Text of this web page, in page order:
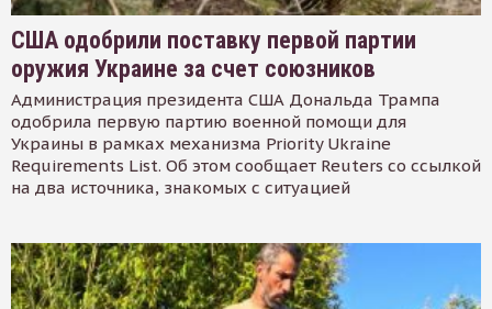
США одобрили поставку первой партии
оружия Украине за счет союзников
Администрация президента США Дональда Трампа
одобрила первую партию военной помощи для
Украины в рамках механизма Priority Ukraine
Requirements List. Об этом сообщает Reuters со ссылкой
на два источника, знакомых с ситуацией